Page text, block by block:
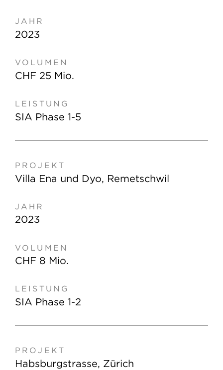
2023
CHF 25 Mio.
SIA Phase 1-5
Villa Ena und Dyo, Remetschwil
2023
CHF 8 Mio.
SIA Phase 1-2
Habsburgstrasse, Zürich